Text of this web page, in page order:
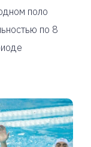
поло
по 8